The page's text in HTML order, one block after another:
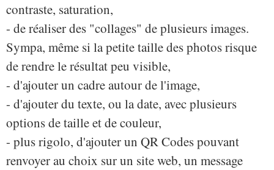
contraste, saturation,
- de réaliser des "collages" de plusieurs images.
Sympa, même si la petite taille des photos risque
de rendre le résultat peu visible,
- d'ajouter un cadre autour de l'image,
- d'ajouter du texte, ou la date, avec plusieurs
options de taille et de couleur,
- plus rigolo, d'ajouter un QR Codes pouvant
renvoyer au choix sur un site web, un message